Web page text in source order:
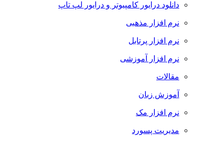
دانلود درایور کامپیوتر و درایور لپ تاپ
نرم افزار مذهبی
نرم افزار پرتابل
نرم افزار آموزشی
مقالات
آموزش زبان
نرم افزار مک
مدیریت پسورد